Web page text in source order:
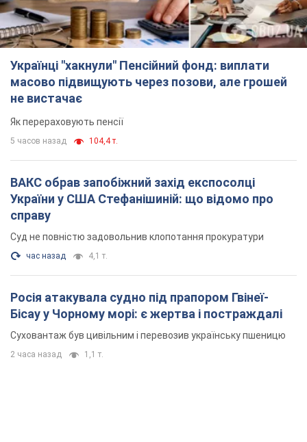
Українці "хакнули" Пенсійний фонд: виплати
масово підвищують через позови, але грошей
не вистачає
Як перераховують пенсії
5 часов назад 104,4 т.
ВАКС обрав запобіжний захід експосолці
України у США Стефанішиній: що відомо про
справу
Суд не повністю задовольнив клопотання прокуратури
час назад 4,1 т.
Росія атакувала судно під прапором Гвінеї-
Бісау у Чорному морі: є жертва і постраждалі
Суховантаж був цивільним і перевозив українську пшеницю
2 часа назад 1,1 т.